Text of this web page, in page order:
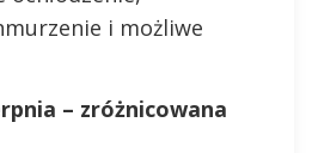
i możliwe
– zróżnicowana